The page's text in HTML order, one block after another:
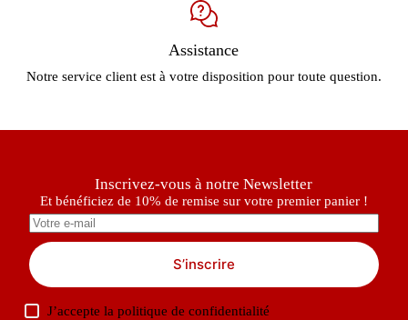
Assistance
Notre service client est à votre disposition pour toute question.
Inscrivez-vous à notre Newsletter
Et bénéficiez de 10% de remise sur votre premier panier !
S’inscrire
J’accepte lapolitique de confidentialité